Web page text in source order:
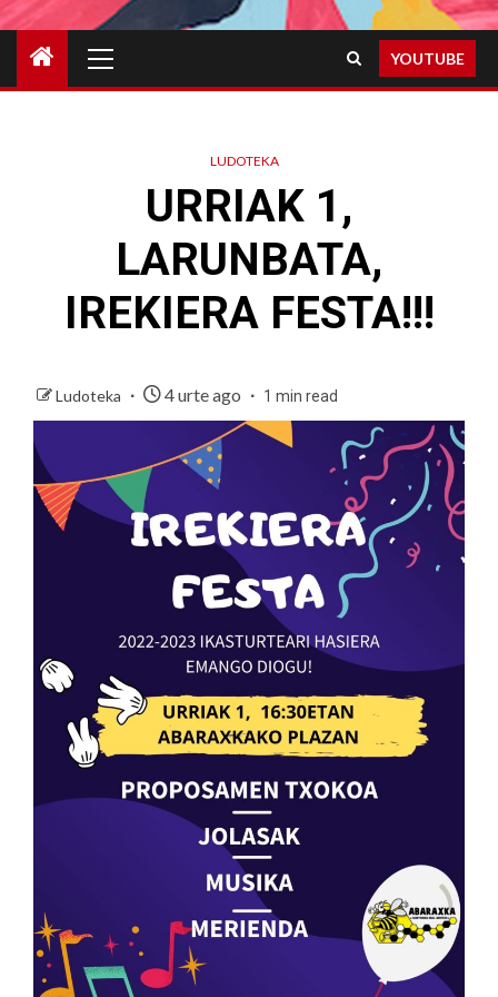
Menu
YOUTUBE
LUDOTEKA
URRIAK 1,
LARUNBATA,
IREKIERA FESTA!!!
Ludoteka 4 urte ago 1 min read